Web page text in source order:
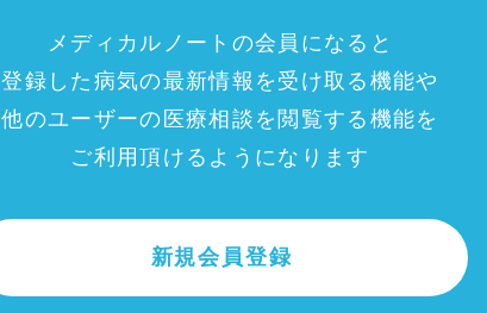
メディカルノートの会員になると
登録した病気の最新情報を受け取る機能や
他のユーザーの医療相談を閲覧する機能を
ご利用頂けるようになります
新規会員登録